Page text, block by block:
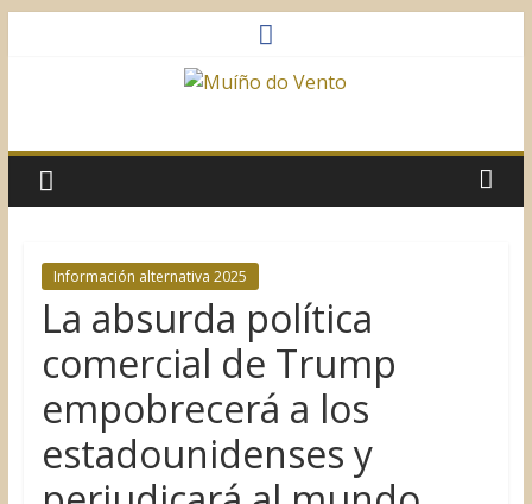
do
Vento
Asociación
Sociocultural
Información alternativa 2025
La absurda política
comercial de Trump
empobrecerá a los
estadounidenses y